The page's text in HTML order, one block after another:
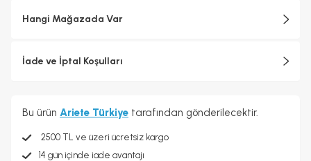
Hangi Mağazada Var
İade ve İptal Koşulları
Bu ürün Ariete Türkiye tarafından gönderilecektir.
2500 TL ve üzeri ücretsiz kargo
14 gün içinde iade avantajı